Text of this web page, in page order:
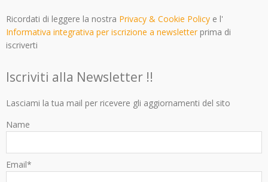
Ricordati di leggere la nostra Privacy & Cookie Policy e l'
Informativa integrativa per iscrizione a newsletterprima di
iscriverti
Iscriviti alla Newsletter !!
Lasciami la tua mail per ricevere gli aggiornamenti del sito
Name
Email*